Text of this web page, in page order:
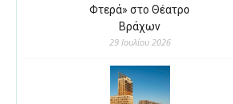
Φτερά» στο Θέατρο
Βράχων
29 Ιουλίου 2026